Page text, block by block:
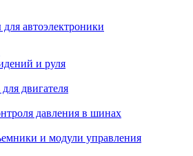
автоэлектроники
и руля
двигателя
давления в шинах
и модули управления